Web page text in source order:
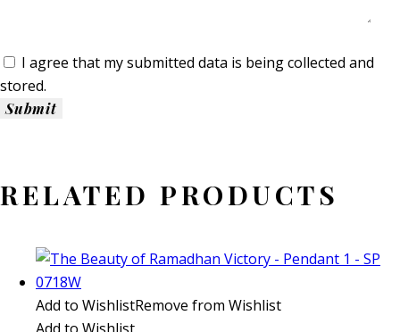
I agree that my submitted data is being collected and
stored.
RELATED PRODUCTS
Add to WishlistRemove from Wishlist